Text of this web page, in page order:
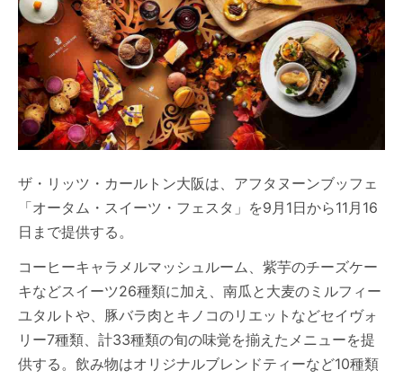
ザ・リッツ・カールトン大阪は、アフタヌーンブッフェ
「オータム・スイーツ・フェスタ」を9月1日から11月16
日まで提供する。
コーヒーキャラメルマッシュルーム、紫芋のチーズケー
キなどスイーツ26種類に加え、南瓜と大麦のミルフィー
ユタルトや、豚バラ肉とキノコのリエットなどセイヴォ
リー7種類、計33種類の旬の味覚を揃えたメニューを提
供する。飲み物はオリジナルブレンドティーなど10種類